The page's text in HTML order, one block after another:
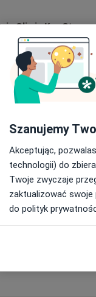
Akademia Dobrego Samopoczucia Oliwia Kos Otwock
210 zł
·
opinii
Szanujemy
Akceptując,
technologii) do
Twoje zwyczaje
zaktualizować swoje
do polityk